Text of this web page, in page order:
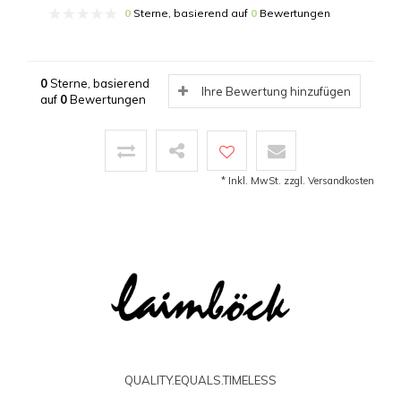
0 Sterne, basierend auf 0 Bewertungen
0Sterne, basierend
auf 0Bewertungen
Ihre Bewertung hinzufügen
* Inkl. MwSt. zzgl. Versandkosten
QUALITY.EQUALS.TIMELESS